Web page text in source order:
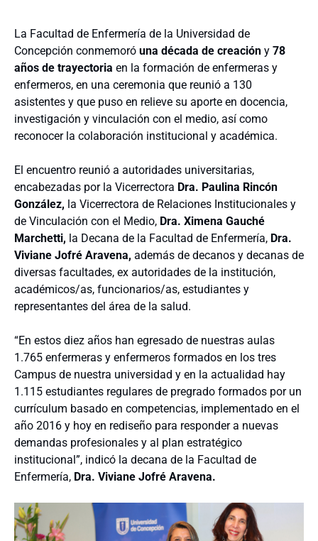
La Facultad de Enfermería de la Universidad de
Concepción conmemoró una década de creación y 78
años de trayectoria en la formación de enfermeras y
enfermeros, en una ceremonia que reunió a 130
asistentes y que puso en relieve su aporte en docencia,
investigación y vinculación con el medio, así como
reconocer la colaboración institucional y académica.
El encuentro reunió a autoridades universitarias,
encabezadas por la Vicerrectora Dra. Paulina Rincón
González, la Vicerrectora de Relaciones Institucionales y
de Vinculación con el Medio, Dra. Ximena Gauché
Marchetti, la Decana de la Facultad de Enfermería, Dra.
Viviane Jofré Aravena, además de decanos y decanas de
diversas facultades, ex autoridades de la institución,
académicos/as, funcionarios/as, estudiantes y
representantes del área de la salud.
“En estos diez años han egresado de nuestras aulas
1.765 enfermeras y enfermeros formados en los tres
Campus de nuestra universidad y en la actualidad hay
1.115 estudiantes regulares de pregrado formados por un
currículum basado en competencias, implementado en el
año 2016 y hoy en rediseño para responder a nuevas
demandas profesionales y al plan estratégico
institucional”, indicó la decana de la Facultad de
Enfermería, Dra. Viviane Jofré Aravena.